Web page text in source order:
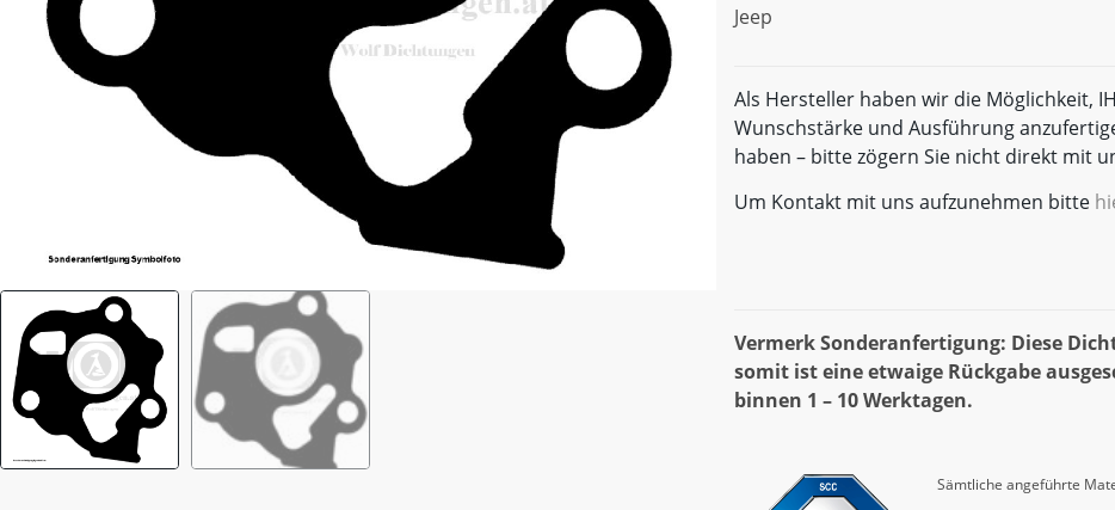
Jeep
Als Hersteller haben wir die Möglichkeit,
Wunschstärke und Ausführung
haben – bitte zögern Sie nicht direkt mit
Um Kontakt mit uns aufzunehmen bitte
Vermerk Sonderanfertigung: Diese
somit ist eine etwaige Rückgabe
binnen 1 – 10 Werktagen.
Sämtliche angeführte